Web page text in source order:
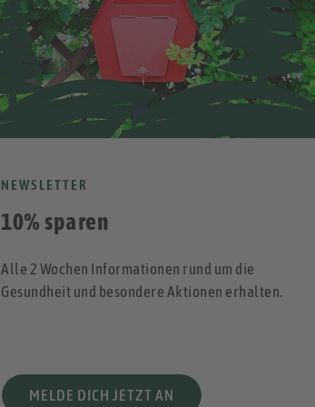
NEWSLETTER
10% sparen
Alle 2 Wochen Informationen rund um die
Gesundheit und besondere Aktionen erhalten.
MELDE DICH JETZT AN